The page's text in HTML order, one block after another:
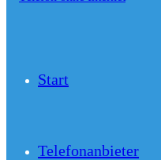
Start
Telefonanbieter